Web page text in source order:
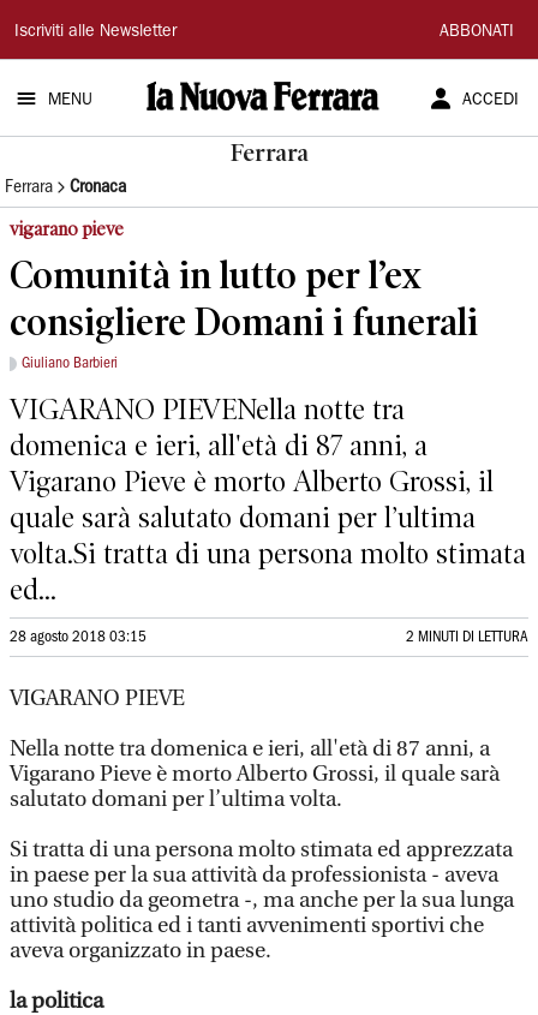
La
Nuova
Ferrara
Iscriviti alle Newsletter ABBONATI
MENU ACCEDI
Ferrara
Ferrara Cronaca
vigarano pieve
Comunità in lutto per l’ex
consigliere Domani i funerali
Giuliano Barbieri
VIGARANO PIEVENella notte tra
domenica e ieri, all'età di 87 anni, a
Vigarano Pieve è morto Alberto Grossi, il
quale sarà salutato domani per l’ultima
volta.Si tratta di una persona molto stimata
ed...
28 agosto 2018 03:15 2 MINUTI DI LETTURA
VIGARANO PIEVE
Nella notte tra domenica e ieri, all'età di 87 anni, a
Vigarano Pieve è morto Alberto Grossi, il quale sarà
salutato domani per l’ultima volta.
Si tratta di una persona molto stimata ed apprezzata
in paese per la sua attività da professionista - aveva
uno studio da geometra -, ma anche per la sua lunga
attività politica ed i tanti avvenimenti sportivi che
aveva organizzato in paese.
la politica